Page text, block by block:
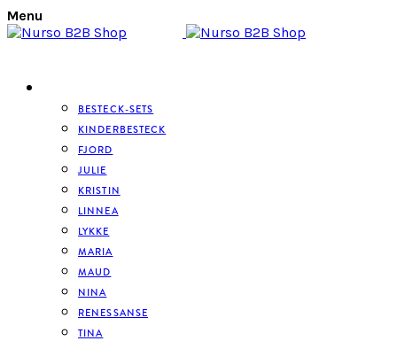
Menu
BESTECK-SETS
KINDERBESTECK
FJORD
JULIE
KRISTIN
LINNEA
LYKKE
MARIA
MAUD
NINA
RENESSANSE
TINA